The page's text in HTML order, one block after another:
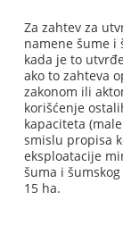
Za zahtev za
namene šume i
kada je to
ako to zahteva
zakonom ili
korišćenje
kapaciteta
smislu propisa
eksploatacije
šuma i
15 ha.